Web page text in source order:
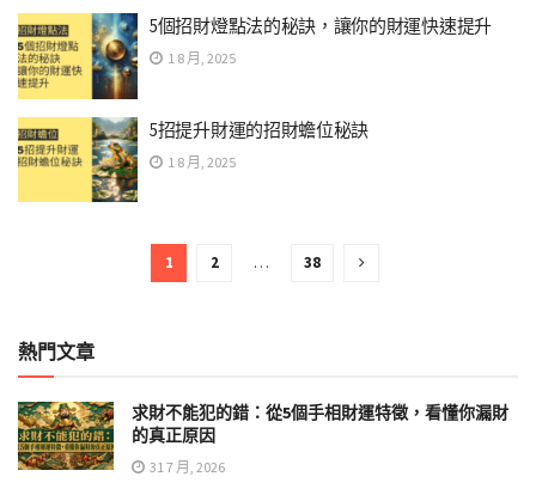
5個招財燈點法的秘訣，讓你的財運快速提升
1 8 月, 2025
5招提升財運的招財蟾位秘訣
1 8 月, 2025
1 2 … 38
熱門文章
求財不能犯的錯：從5個手相財運特徵，看懂你漏財
的真正原因
31 7 月, 2026